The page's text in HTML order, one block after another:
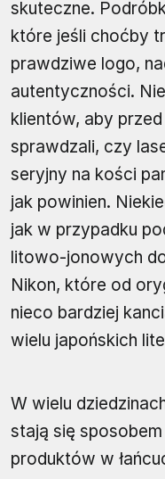
skuteczne.
które jeśli choćby
prawdziwe logo,
autentyczności.
klientów, aby
sprawdzali, czy
seryjny na kości
jak powinien.
jak w przypadku
litowo-jonowych
Nikon, które od
nieco bardziej
wielu japońskich
W wielu
stają się
produktów w